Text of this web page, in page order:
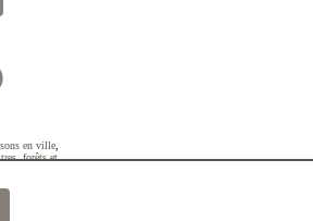
en ville
,forêts et